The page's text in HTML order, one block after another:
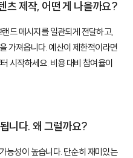
츠 제작, 어떤 게 나을까요?
랜드 메시지를 일관되게 전달하고,
가져옵니다. 예산이 제한적이라면
시작하세요. 비용 대비 참여율이
니다. 왜 그럴까요?
능성이 높습니다. 단순히 재미있는